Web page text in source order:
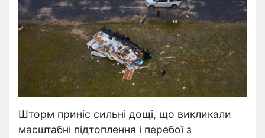
Шторм приніс сильні дощі, що викликали
масштабні підтоплення і перебої з